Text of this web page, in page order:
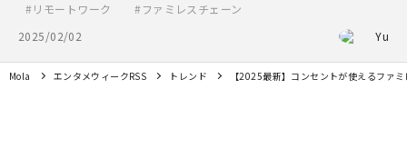
リモートワーク
ファミレスチェーン
2025/02/02
Yu
Mola エンタメウィークRSS トレンド 【2025最新】コンセントが使えるファ